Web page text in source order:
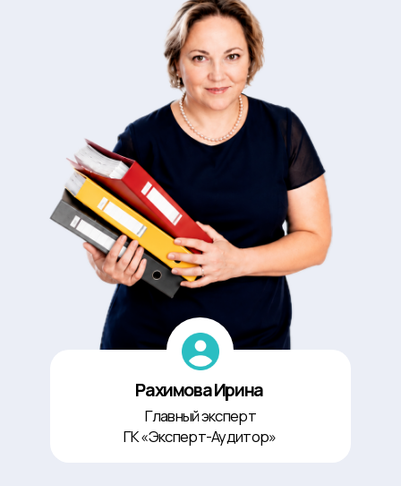
Старший методолог
Аттестованный аудитор застройщиков
1 175+ проверок в стройке
Член СРО
Рахимова Ирина
Главный эксперт
ГК «Эксперт-Аудитор»
Политика конфиденциальности
Согласие на обработку персональных данных
8 (800) 707-55-81